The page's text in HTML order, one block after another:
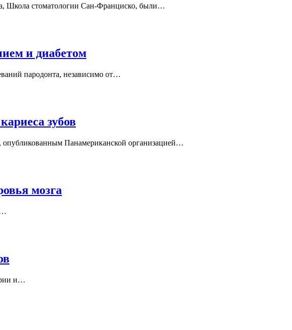
Школа стоматологии Сан-Франциско, были…
и диабетом
пародонта, независимо от…
зубов
опубликованным Панамериканской организацией…
мозга
и…